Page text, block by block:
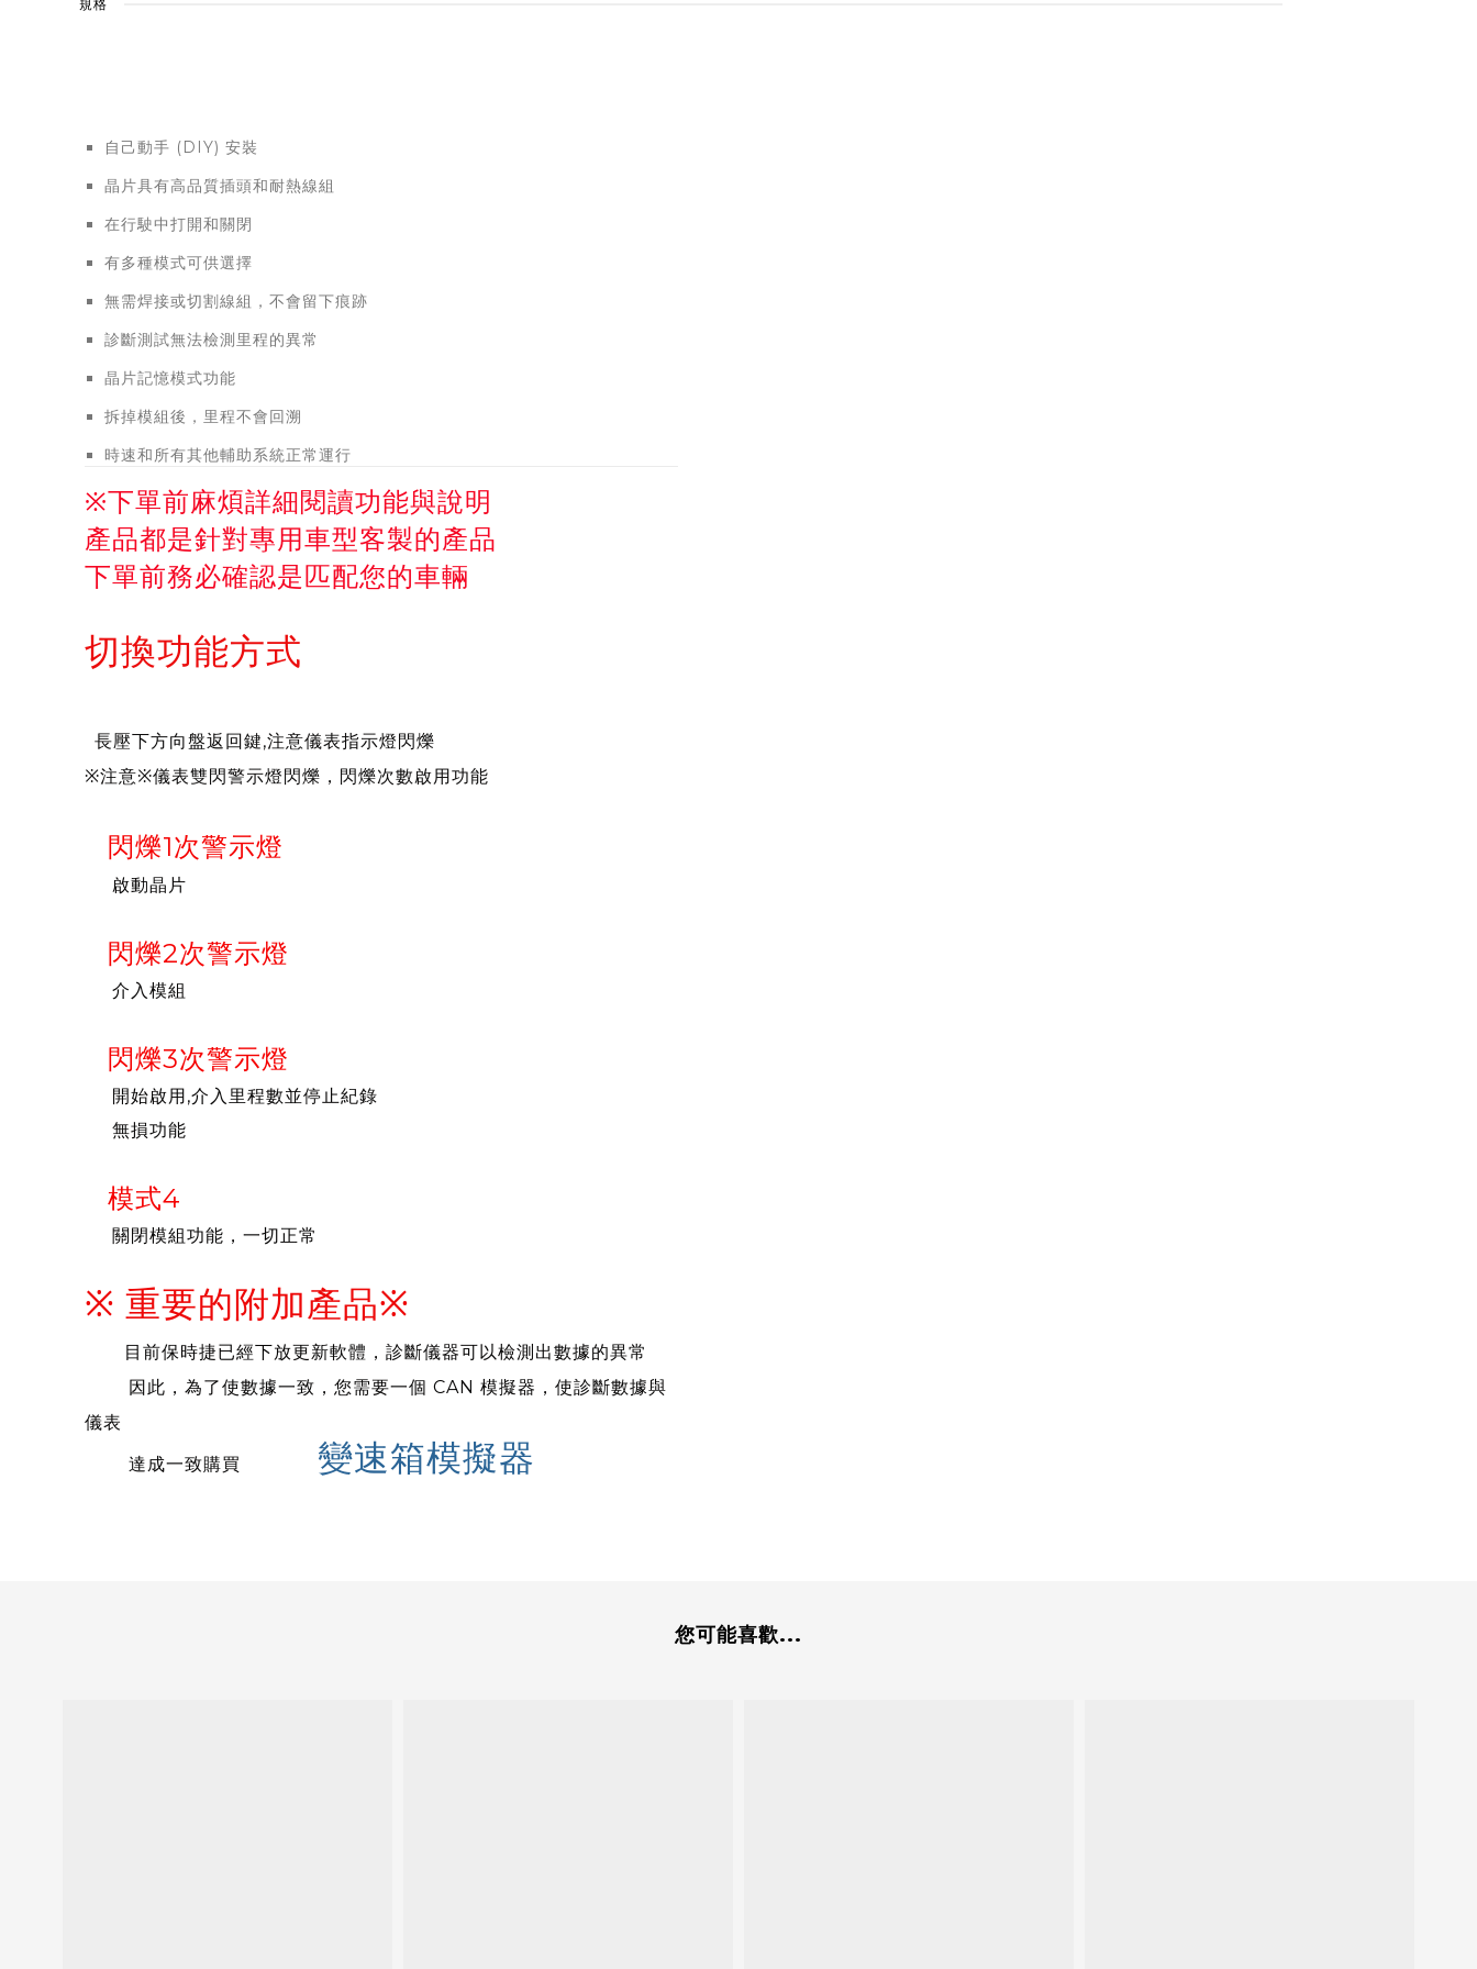
規格
自己動手 (DIY) 安裝
晶片具有高品質插頭和耐熱線組
在行駛中打開和關閉
有多種模式可供選擇
無需焊接或切割線組，不會留下痕跡
診斷測試無法檢測里程的異常
晶片記憶模式功能
拆掉模組後，里程不會回溯
時速和所有其他輔助系統正常運行
※下單前麻煩詳細閱讀功能與說明
產品都是針對專用車型客製的產品
下單前務必確認是匹配您的車輛
切換功能方式
長壓下方向盤返回鍵,注意儀表指示燈閃爍
※注意※儀表雙閃警示燈閃爍，閃爍次數啟用功能
閃爍1次警示燈
啟動晶片
閃爍2次警示燈
介入模組
閃爍3次警示燈
開始啟用,介入里程數並停止紀錄
無損功能
模式4
關閉模組功能，一切正常
※ 重要的附加產品※
目前保時捷已經下放更新軟體，診斷儀器可以檢測出數據的異常
因此，為了使數據一致，您需要一個 CAN 模擬器，使診斷數據與
儀表
達成一致購買 變速箱模擬器
您可能喜歡...